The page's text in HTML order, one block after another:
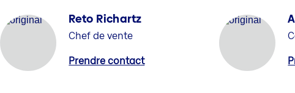
Reto Richartz
Chef de vente
Prendre contact